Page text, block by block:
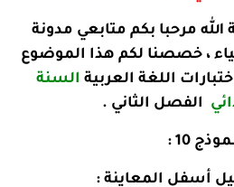
مرحبا بكم متابعي مدونة
، خصصنا لكم هذا الموضوع
اللغة العربية السنة
الفصل الثاني .
10 :
أسفل المعاينة :